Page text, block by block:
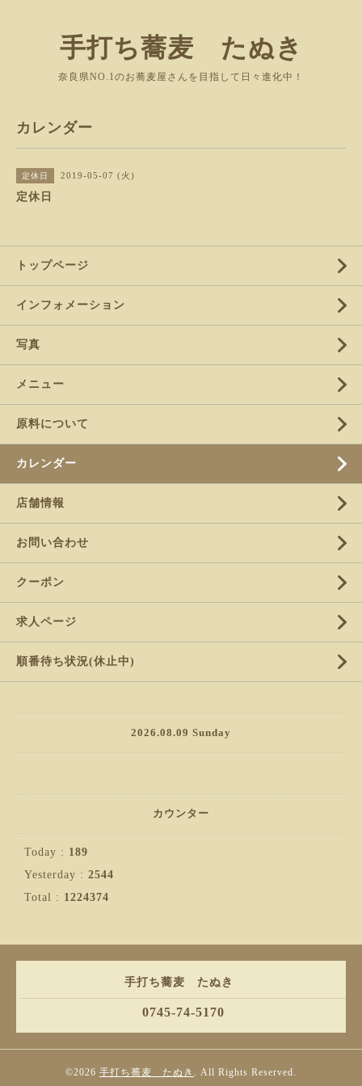
手打ち蕎麦 たぬき
奈良県NO.1のお蕎麦屋さんを目指して日々進化中！
カレンダー
定休日 2019-05-07 (火)
定休日
トップページ
インフォメーション
写真
メニュー
原料について
カレンダー
店舗情報
お問い合わせ
クーポン
求人ページ
順番待ち状況(休止中)
2026.08.09 Sunday
カウンター
Today : 189
Yesterday : 2544
Total : 1224374
手打ち蕎麦 たぬき
0745-74-5170
©2026 手打ち蕎麦 たぬき . All Rights Reserved.